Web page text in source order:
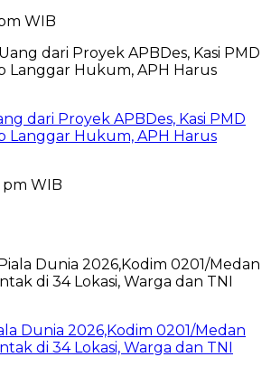
WIB
dari Proyek APBDes, Kasi PMD
Langgar Hukum, APH Harus
pm WIB
Dunia 2026,Kodim 0201/Medan
di 34 Lokasi, Warga dan TNI